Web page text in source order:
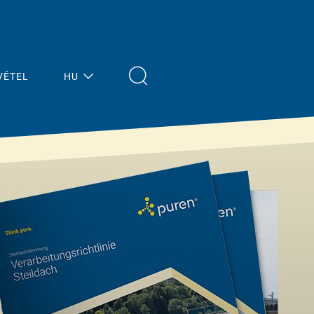
HU
Megoldások
Padló / Mennyezet
Funkcionális
anyag purenit®
Aktuális
hírek
Áttekintés